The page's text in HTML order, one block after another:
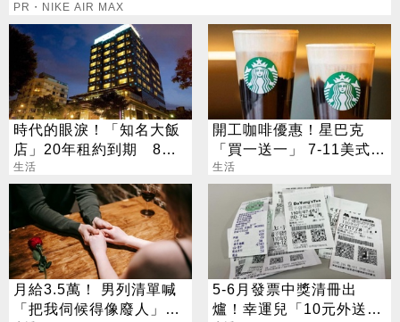
PR・NIKE AIR MAX
時代的眼淚！「知名大飯
店」20年租約到期 8／1
熄燈
生活
開工咖啡優惠！星巴克
「買一送一」 7-11美式買
7送7
生活
月給3.5萬！ 男列清單喊
「把我伺候得像廢人」網
5-6月發票中獎清冊出
爐！幸運兒「10元外送